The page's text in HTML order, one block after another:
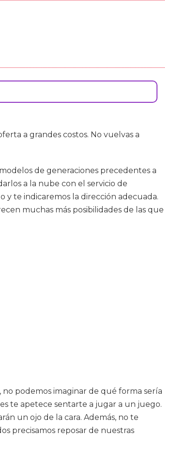
a grandes costos. No vuelvas a
de generaciones precedentes a
a la nube con el servicio de
y te indicaremos la dirección adecuada.
muchas más posibilidades de las que
podemos imaginar de qué forma sería
te apetece sentarte a jugar a un juego.
un ojo de la cara. Además, no te
precisamos reposar de nuestras